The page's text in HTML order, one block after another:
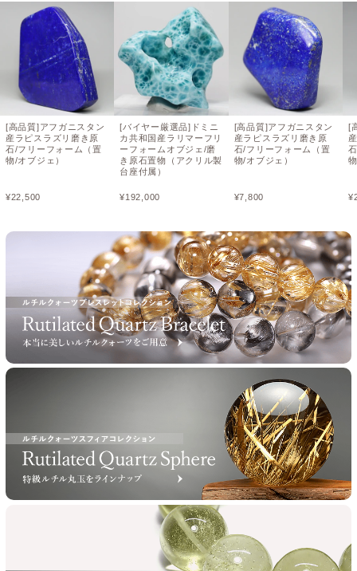
[高品質]アフガニスタン
産ラピスラズリ磨き原
石/フリーフォーム（置
物/オブジェ）
¥22,500
[バイヤー厳選品]ドミニ
カ共和国産ラリマーフリ
ーフォームオブジェ/磨
き原石置物（アクリル製
台座付属）
¥192,000
[高品質]アフガニスタン
産ラピスラズリ磨き原
石/フリーフォーム（置
物/オブジェ）
¥7,800
[
¥